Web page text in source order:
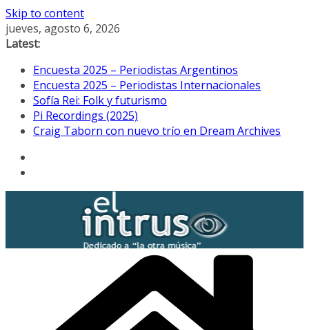
Skip to content
jueves, agosto 6, 2026
Latest:
Encuesta 2025 – Periodistas Argentinos
Encuesta 2025 – Periodistas Internacionales
Sofía Rei: Folk y futurismo
Pi Recordings (2025)
Craig Taborn con nuevo trío en Dream Archives